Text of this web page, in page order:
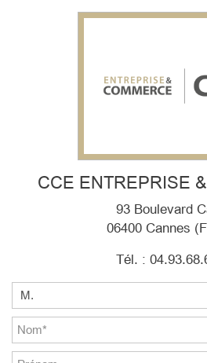
CCE ENTREPRISE
93 Boulevard
06400 Cannes
Tél. :